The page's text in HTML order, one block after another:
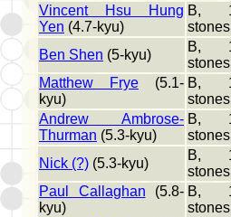
Vincent Hsu Hung
Yen (4.7-kyu)
B,
stones
Ben Shen (5-kyu)
B,
stones
Matthew Frye (5.1-
kyu)
B,
stones
Andrew Ambrose-
Thurman (5.3-kyu)
B,
stones
Nick (?) (5.3-kyu)
B,
stones
Paul Callaghan (5.8-
kyu)
B,
stones